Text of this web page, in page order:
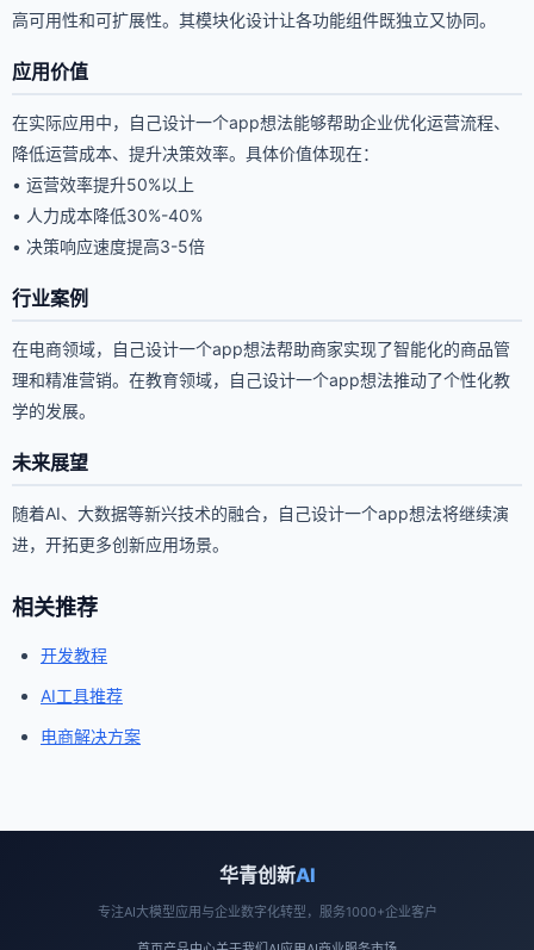
高可用性和可扩展性。其模块化设计让各功能组件既独立又协同。
应用价值
在实际应用中，自己设计一个app想法能够帮助企业优化运营流程、
降低运营成本、提升决策效率。具体价值体现在：
• 运营效率提升50%以上
• 人力成本降低30%-40%
• 决策响应速度提高3-5倍
行业案例
在电商领域，自己设计一个app想法帮助商家实现了智能化的商品管
理和精准营销。在教育领域，自己设计一个app想法推动了个性化教
学的发展。
未来展望
随着AI、大数据等新兴技术的融合，自己设计一个app想法将继续演
进，开拓更多创新应用场景。
相关推荐
开发教程
AI工具推荐
电商解决方案
华青创新AI
专注AI大模型应用与企业数字化转型，服务1000+企业客户